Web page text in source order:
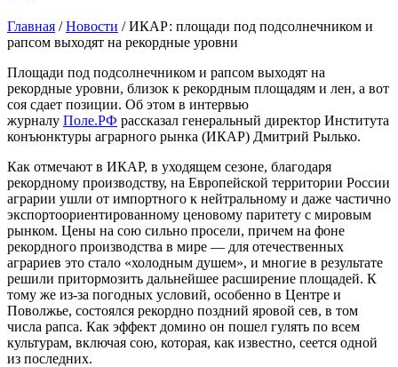
Главная /Новости /ИКАР: площади под подсолнечником и
рапсом выходят на рекордные уровни
Площади под подсолнечником и рапсом выходят на
рекордные уровни, близок к рекордным площадям и лен, а вот
соя сдает позиции. Об этом в интервью
журналу Поле.РФ рассказал генеральный директор Института
конъюнктуры аграрного рынка (ИКАР) Дмитрий Рылько.
Как отмечают в ИКАР, в уходящем сезоне, благодаря
рекордному производству, на Европейской территории России
аграрии ушли от импортного к нейтральному и даже частично
экспортоориентированному ценовому паритету с мировым
рынком. Цены на сою сильно просели, причем на фоне
рекордного производства в мире — для отечественных
аграриев это стало «холодным душем», и многие в результате
решили притормозить дальнейшее расширение площадей. К
тому же из-за погодных условий, особенно в Центре и
Поволжье, состоялся рекордно поздний яровой сев, в том
числа рапса. Как эффект домино он пошел гулять по всем
культурам, включая сою, которая, как известно, сеется одной
из последних.